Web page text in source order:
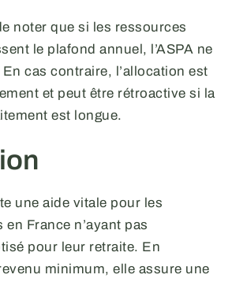
noter que si les ressources
le plafond annuel, l’ASPA ne
cas contraire, l’allocation est
et peut être rétroactive si la
est longue.
une aide vitale pour les
en France n’ayant pas
pour leur retraite. En
minimum, elle assure une